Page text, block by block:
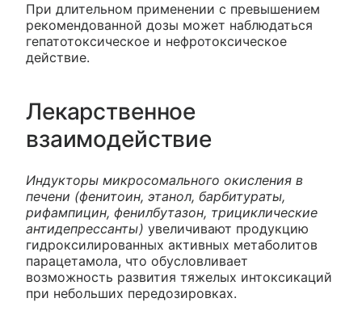
При длительном применении с превышением
рекомендованной дозы может наблюдаться
гепатотоксическое и нефротоксическое
действие.
Лекарственное
взаимодействие
Индукторы микросомального окисления в
печени (фенитоин, этанол, барбитураты,
рифампицин, фенилбутазон, трициклические
антидепрессанты) увеличивают продукцию
гидроксилированных активных метаболитов
парацетамола, что обусловливает
возможность развития тяжелых интоксикаций
при небольших передозировках.